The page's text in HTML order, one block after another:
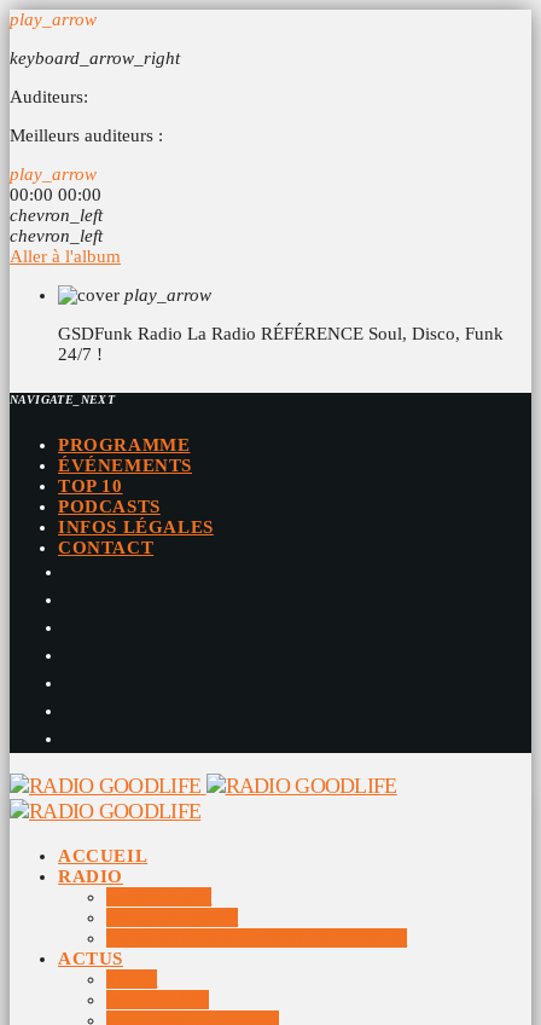
play_arrow
keyboard_arrow_right
Auditeurs:
Meilleurs auditeurs :
play_arrow
00:00 00:00
chevron_left
chevron_left
Aller à l'album
play_arrow
GSDFunk Radio La Radio RÉFÉRENCE Soul, Disco, Funk
24/7 !
NAVIGATE_NEXT
PROGRAMME
ÉVÉNEMENTS
TOP 10
PODCASTS
INFOS LÉGALES
CONTACT
ACCUEIL
RADIO
ACTUS